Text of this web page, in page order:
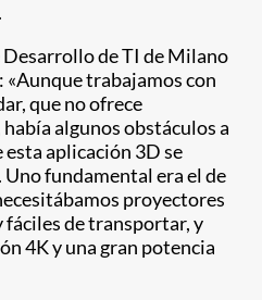
Desarrollo de TI de Milano
trabajamos con
que no ofrece
algunos obstáculos a
aplicación 3D se
fundamental era el de
proyectores
fáciles de transportar, y
4K y una gran potencia